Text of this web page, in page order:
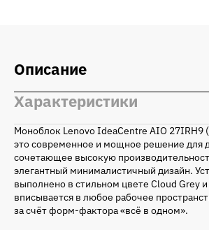
Описание
Характеристики
Моноблок Lenovo IdeaCentre AIO 27IRH9
это современное и мощное решение для
сочетающее высокую
элегантный минималистичный дизайн.
выполнено в стильном цвете Cloud Grey
вписывается в любое рабочее
за счёт форм-фактора «всё в одном».